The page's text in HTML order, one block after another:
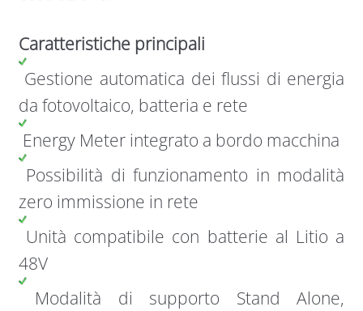
Caratteristiche principali
Gestione automatica dei flussi di energia
da fotovoltaico, batteria e rete
Energy Meter integrato a bordo macchina
Possibilità di funzionamento in modalità
zero immissione in rete
Unità compatibile con batterie al Litio a
48V
Modalità di supporto Stand Alone,